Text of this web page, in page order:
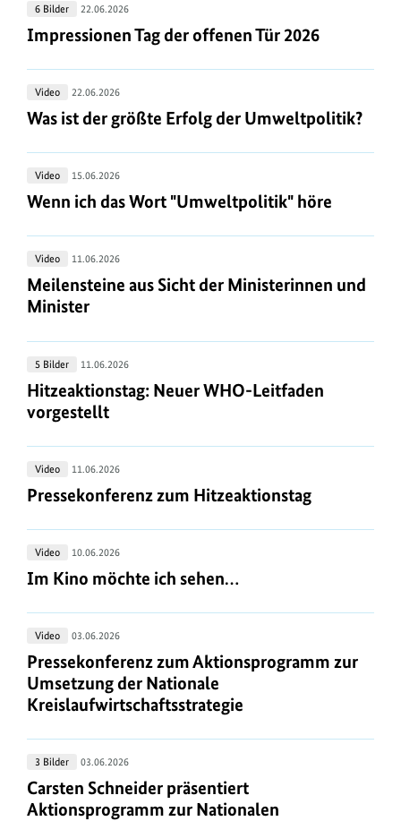
Impressionen
Tag
offenen
Tür
2026
6 Bilder 22.06.2026
Impressionen Tag der offenen Tür 2026
Impressionen Tag der offenen Tür 2026
Was
ist
größte
Erfolg
der
Video 22.06.2026
Was ist der größte Erfolg der Umweltpolitik?
Was ist der größte Erfolg der Umweltpolitik?
Wenn
ich
Wort
"Umweltpolitik"
höre
Video 15.06.2026
Wenn ich das Wort "Umweltpolitik" höre
Wenn ich das Wort "Umweltpolitik" höre
Meilensteine
aus
Sicht
Ministerinnen
und
Minister
Video 11.06.2026
Meilensteine aus Sicht der Ministerinnen und
Meilensteine aus Sicht der Ministerinnen und
Minister
Hitzeaktionstag:
Neuer
WHO-
vorgestellt
5 Bilder 11.06.2026
Hitzeaktionstag: Neuer WHO-Leitfaden
Hitzeaktionstag: Neuer WHO-Leitfaden
vorgestellt
Pressekonferenz
zum
Video 11.06.2026
Pressekonferenz zum Hitzeaktionstag
Pressekonferenz zum Hitzeaktionstag
Im
Kino
ich
sehen…
Video 10.06.2026
Im Kino möchte ich sehen…
Im Kino möchte ich sehen…
Pressekonferenz
zum
Aktionsprogramm
zur
der
Nationale
Kreislaufwirtschaftsstrategie
Video 03.06.2026
Pressekonferenz zum Aktionsprogramm zur
Pressekonferenz zum Aktionsprogramm zur
Umsetzung der Nationale
Kreislaufwirtschaftsstrategie
Carsten
Schneider
präsentiert
3 Bilder 03.06.2026
Carsten Schneider präsentiert
Carsten Schneider präsentiert
Aktionsprogramm zur Nationalen